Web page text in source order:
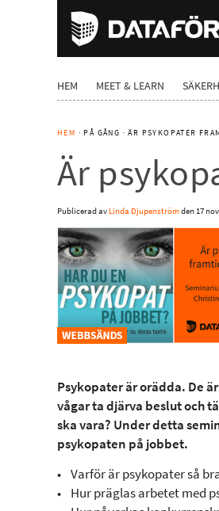
HEM MEET & LEARN
HEM · PÅ GÅNG · ÄR PSYKOPATER
Är
Publicerad av Linda Djupenströmden17
Psykopater är orädda. De
vågar ta djärva beslut och
ska vara? Under detta
psykopaten på jobbet.
• Varför är psykopater så
• Hur präglas arbetet med